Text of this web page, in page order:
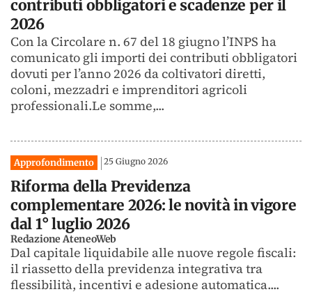
contributi obbligatori e scadenze per il
2026
Con la Circolare n. 67 del 18 giugno l’INPS ha
comunicato gli importi dei contributi obbligatori
dovuti per l’anno 2026 da coltivatori diretti,
coloni, mezzadri e imprenditori agricoli
professionali.Le somme,...
Approfondimento 25 Giugno 2026
Riforma della Previdenza
complementare 2026: le novità in vigore
dal 1° luglio 2026
Redazione AteneoWeb
Dal capitale liquidabile alle nuove regole fiscali:
il riassetto della previdenza integrativa tra
flessibilità, incentivi e adesione automatica....